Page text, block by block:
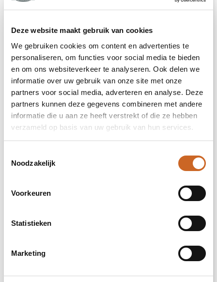
Deze website maakt gebruik van cookies
We gebruiken cookies om content en advertenties te
personaliseren, om functies voor social media te bieden
en om ons websiteverkeer te analyseren. Ook delen we
informatie over uw gebruik van onze site met onze
partners voor social media, adverteren en analyse. Deze
partners kunnen deze gegevens combineren met andere
informatie die u aan ze heeft verstrekt of die ze hebben
verzameld op basis van uw gebruik van hun services.
Noodzakelijk
Voorkeuren
Statistieken
Marketing
Onbewerkt
Borduren
4. Kies je maat
XS
S